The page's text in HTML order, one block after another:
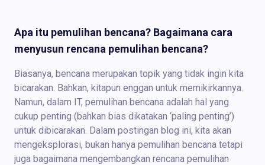
Apa itu pemulihan bencana? Bagaimana cara
menyusun rencana pemulihan bencana?
Biasanya, bencana merupakan topik yang tidak ingin kita
bicarakan. Bahkan, kitapun enggan untuk memikirkannya.
Namun, dalam IT, pemulihan bencana adalah hal yang
cukup penting (bahkan bias dikatakan ‘paling penting’)
untuk dibicarakan. Dalam postingan blog ini, kita akan
mengeksplorasi, bukan hanya pemulihan bencana tetapi
juga bagaimana mengembangkan rencana pemulihan